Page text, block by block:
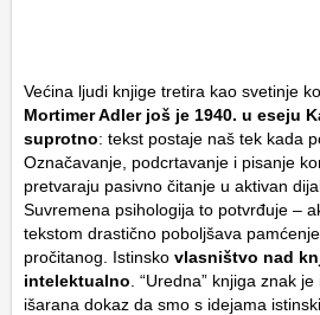
Većina ljudi knjige tretira kao svetinje
Mortimer Adler još je 1940. u eseju
suprotno: tekst postaje naš tek kada
Označavanje, podcrtavanje i pisanje
pretvaraju pasivno čitanje u aktivan
Suvremena psihologija to potvrđuje –
tekstom drastično poboljšava
pročitanog. Istinsko vlasništvo nad
intelektualno . “Uredna” knjiga znak
išarana dokaz da smo s idejama